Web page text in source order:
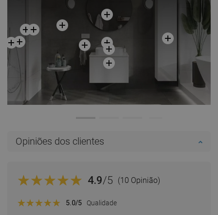
Opiniões dos clientes
4.9/5 (10 Opinião)
5.0/5 Qualidade